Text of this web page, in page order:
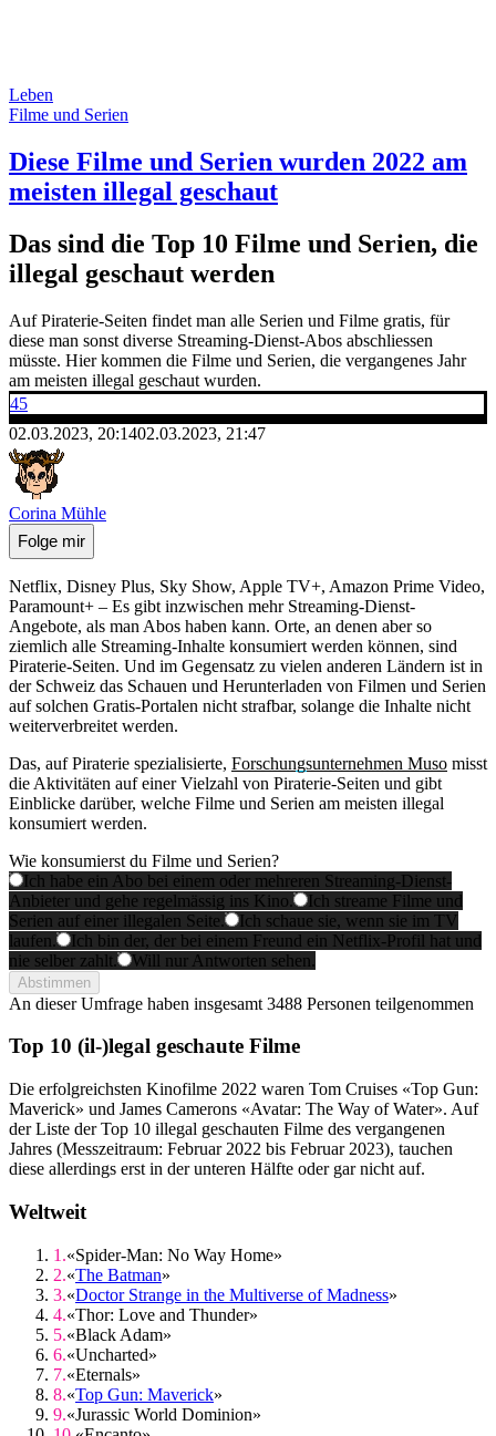
Leben
Filme und Serien
Diese Filme und Serien wurden 2022 am
meisten illegal geschaut
Das sind die Top 10 Filme und Serien, die
illegal geschaut werden
Auf Piraterie-Seiten findet man alle Serien und Filme gratis, für
diese man sonst diverse Streaming-Dienst-Abos abschliessen
müsste. Hier kommen die Filme und Serien, die vergangenes Jahr
am meisten illegal geschaut wurden.
45
02.03.2023, 20:1402.03.2023, 21:47
Corina Mühle
Folge mir
Netflix, Disney Plus, Sky Show, Apple TV+, Amazon Prime Video,
Paramount+ – Es gibt inzwischen mehr Streaming-Dienst-
Angebote, als man Abos haben kann. Orte, an denen aber so
ziemlich alle Streaming-Inhalte konsumiert werden können, sind
Piraterie-Seiten. Und im Gegensatz zu vielen anderen Ländern ist in
der Schweiz das Schauen und Herunterladen von Filmen und Serien
auf solchen Gratis-Portalen nicht strafbar, solange die Inhalte nicht
weiterverbreitet werden.
Das, auf Piraterie spezialisierte, Forschungsunternehmen Muso misst
die Aktivitäten auf einer Vielzahl von Piraterie-Seiten und gibt
Einblicke darüber, welche Filme und Serien am meisten illegal
konsumiert werden.
Wie konsumierst du Filme und Serien?
Ich habe ein Abo bei einem oder mehreren Streaming-Dienst-
Anbieter und gehe regelmässig ins Kino.
Ich streame Filme und
Serien auf einer illegalen Seite.
Ich schaue sie, wenn sie im TV
laufen.
Ich bin der, der bei einem Freund ein Netflix-Profil hat und
nie selber zahlt.
Will nur Antworten sehen.
Abstimmen
An dieser Umfrage haben insgesamt 3488 Personen teilgenommen
Top 10 (il-)legal geschaute Filme
Die erfolgreichsten Kinofilme 2022 waren Tom Cruises «Top Gun:
Maverick» und James Camerons «Avatar: The Way of Water». Auf
der Liste der Top 10 illegal geschauten Filme des vergangenen
Jahres (Messzeitraum: Februar 2022 bis Februar 2023), tauchen
diese allerdings erst in der unteren Hälfte oder gar nicht auf.
Weltweit
«Spider-Man: No Way Home»
«The Batman»
«Doctor Strange in the Multiverse of Madness»
«Thor: Love and Thunder»
«Black Adam»
«Uncharted»
«Eternals»
«Top Gun: Maverick»
«Jurassic World Dominion»